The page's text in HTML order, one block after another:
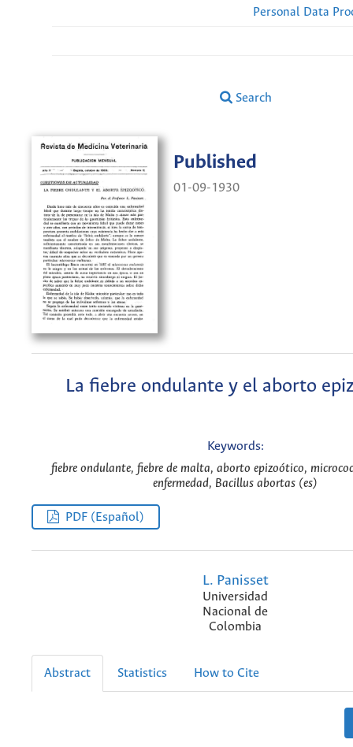
Personal Data
Search
Published
01-09-1930
La fiebre ondulante y el aborto
Keywords:
fiebre ondulante, fiebre de malta, aborto epizoótico,
enfermedad, Bacillus abortas (es)
PDF (Español)
L. Panisset
Universidad
Nacional de
Colombia
Abstract Statistics How to Cite